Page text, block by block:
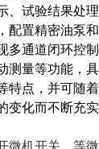
、试验结果处
配置精密油泵
多通道闭环控
测量等功能，
特点，并可随
变化而不断充实
微机开关，等